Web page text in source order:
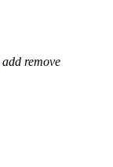
add remove